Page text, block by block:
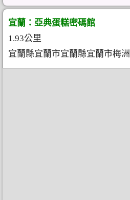
宜蘭：亞典蛋糕密碼館
1.93公里
宜蘭縣宜蘭市宜蘭縣宜蘭市梅